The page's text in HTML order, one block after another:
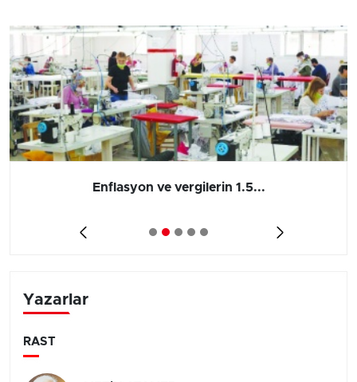
Enflasyon ve vergilerin 1.5...
Yazarlar
RAST